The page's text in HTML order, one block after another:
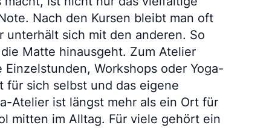
Nach den Kursen bleibt man oft
sich mit den anderen. So
Matte hinausgeht. Zum Atelier
Workshops oder Yoga-
für sich selbst und das eigene
Atelier ist längst mehr als ein Ort für
mitten im Alltag. Für viele gehört ein